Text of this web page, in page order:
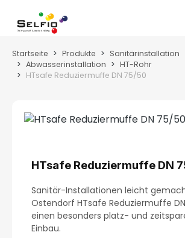
Zum Hauptinhalt springen
Startseite Produkte
Sanitärinstallation
Abwasserinstallation
HT-Rohr
HTsafe Reduziermuffe DN 75/50
HTsafe Reduziermuffe DN
Sanitär-Installationen leicht
Ostendorf HTsafe Reduziermuffe
einen besonders platz- und
Einbau.